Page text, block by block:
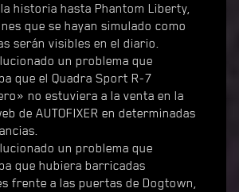
historia hasta Phantom Liberty,
que se hayan simulado como
serán visibles en el diario.
un problema que
que el Quadra Sport R-7
no estuviera a la venta en la
de AUTOFIXER en determinadas
un problema que
que hubiera barricadas
frente a las puertas de Dogtown,